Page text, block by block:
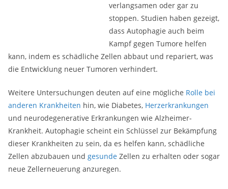
verlangsamen oder gar zu
stoppen. Studien haben gezeigt,
dass Autophagie auch beim
Kampf gegen Tumore helfen
kann, indem es schädliche Zellen abbaut und repariert, was
die Entwicklung neuer Tumoren verhindert.
Weitere Untersuchungen deuten auf eine mögliche Rolle bei
anderen Krankheiten hin, wie Diabetes, Herzerkrankungen
und neurodegenerative Erkrankungen wie Alzheimer-
Krankheit. Autophagie scheint ein Schlüssel zur Bekämpfung
dieser Krankheiten zu sein, da es helfen kann, schädliche
Zellen abzubauen und gesunde Zellen zu erhalten oder sogar
neue Zellerneuerung anzuregen.